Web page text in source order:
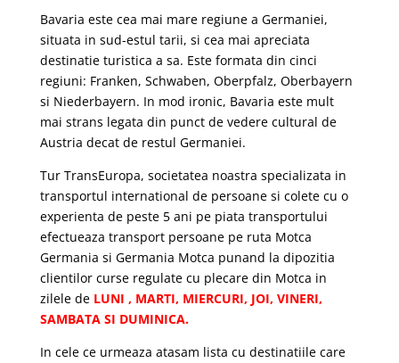
Bavaria este cea mai mare regiune a Germaniei,
situata in sud-estul tarii, si cea mai apreciata
destinatie turistica a sa. Este formata din cinci
regiuni: Franken, Schwaben, Oberpfalz, Oberbayern
si Niederbayern. In mod ironic, Bavaria este mult
mai strans legata din punct de vedere cultural de
Austria decat de restul Germaniei.
Tur TransEuropa, societatea noastra specializata in
transportul international de persoane si colete cu o
experienta de peste 5 ani pe piata transportului
efectueaza transport persoane pe ruta Motca
Germania si Germania Motca punand la dipozitia
clientilor curse regulate cu plecare din Motca in
zilele deLUNI , MARTI, MIERCURI, JOI, VINERI,
SAMBATA SI DUMINICA.
In cele ce urmeaza atasam lista cu destinatiile care